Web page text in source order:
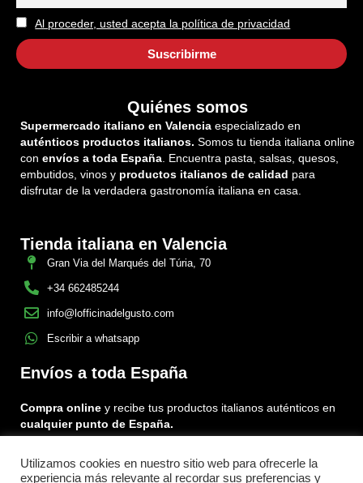
Al proceder, usted acepta la política de privacidad
Quiénes somos
Supermercado italiano en Valencia especializado en
auténticos productos italianos. Somos tu tienda italiana online
con envíos a toda España . Encuentra pasta, salsas, quesos,
embutidos, vinos y productos italianos de calidad para
disfrutar de la verdadera gastronomía italiana en casa.
Tienda italiana en Valencia
Gran Via del Marqués del Túria, 70
+34 662485244
info@lofficinadelgusto.com
Escribir a whatsapp
Envíos a toda España
Compra online y recibe tus productos italianos auténticos en
cualquier punto de España.
Encuéntranos en:
Utilizamos cookies en nuestro sitio web para ofrecerle la
experiencia más relevante al recordar sus preferencias y